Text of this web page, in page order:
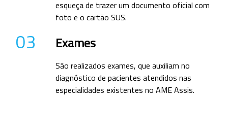
esqueça de trazer um documento oficial com
foto e o cartão SUS.
03 Exames
São realizados exames, que auxiliam no
diagnóstico de pacientes atendidos nas
especialidades existentes no AME Assis.